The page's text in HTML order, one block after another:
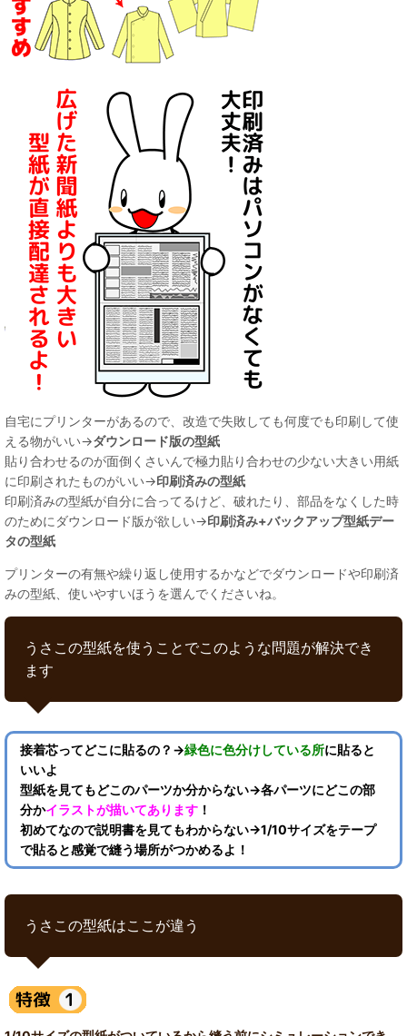
自宅にプリンターがあるので、改造で失敗しても何度でも印刷して使
える物がいい→ダウンロード版の型紙
貼り合わせるのが面倒くさいんで極力貼り合わせの少ない大きい用紙
に印刷されたものがいい→印刷済みの型紙
印刷済みの型紙が自分に合ってるけど、破れたり、部品をなくした時
のためにダウンロード版が欲しい→印刷済み+バックアップ型紙デー
タの型紙
プリンターの有無や繰り返し使用するかなどでダウンロードや印刷済
みの型紙、使いやすいほうを選んでくださいね。
うさこの型紙を使うことでこのような問題が解決でき
ます
接着芯ってどこに貼るの？→緑色に色分けしている所に貼ると
いいよ
型紙を見てもどこのパーツか分からない→各パーツにどこの部
分かイラストが描いてあります ！
初めてなので説明書を見てもわからない→1/10サイズをテープ
で貼ると感覚で縫う場所がつかめるよ！
うさこの型紙はここが違う